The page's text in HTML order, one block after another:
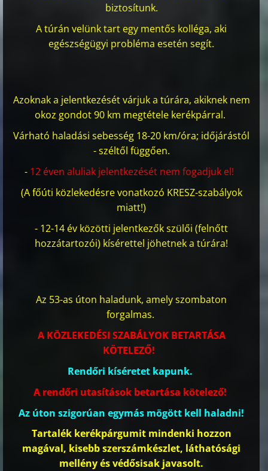
biztosítunk.
A túrán velünk tart egy mentős kolléga, aki
egészségügyi probléma esetén segít.
Azoknak a jelentkezését várjuk a túrára, akiknek nem
okoz gondot 90 km megtétele kerékpárral.
Várható haladási sebesség 18-20 km/óra; időjárástól
- széltől függően.
- 12 éven aluliak jelentkezését nem fogadjuk el!
(A főúti közlekedésre vonatkozó KRESZ-szabályok
miatt!)
- 12-14 év közötti jelentkezők szülői (felnőtt
hozzátartozói) kísérettel jöhetnek a túrára!
Az 53-as úton haladunk, amely szombaton
forgalmas.
A KÖZLEKEDÉSI SZABÁLYOK BETARTÁSA
KÖTELEZŐ!
Rendőri kíséretet kapunk.
A rendőri utasítások betartása kötelező!
Az úton szigorúan egymás mögött kell haladni!
Tartalék kerékpárgumit mindenki hozzon
magával, kisebb szerszámkészlet, láthatósági
mellény és védősisak javasolt.